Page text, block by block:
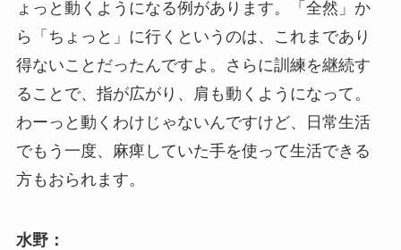
ょっと動くようになる例があります。「全然」か
ら「ちょっと」に行くというのは、これまであり
得ないことだったんですよ。さらに訓練を継続す
ることで、指が広がり、肩も動くようになって。
わーっと動くわけじゃないんですけど、日常生活
でもう一度、麻痺していた手を使って生活できる
方もおられます。
水野：